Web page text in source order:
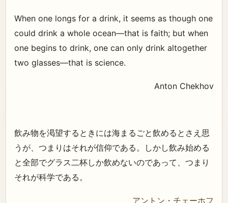
When one longs for a drink, it seems as though one
could drink a whole ocean—that is faith; but when
one begins to drink, one can only drink altogether
two glasses—that is science.
Anton Chekhov
飲み物を渇望するときには海まるごと飲めるとさえ思
うが、つまりはそれが信仰である。しかし飲み始める
と全部でグラス二杯しか飲めないのであって、つまり
それが科学である。
アントン・チェーホフ